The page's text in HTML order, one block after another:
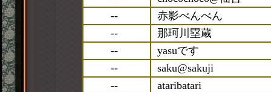
--
赤影べんべん
--
那珂川塁蔵
--
yasuです
--
saku@sakuji
--
ataribatari